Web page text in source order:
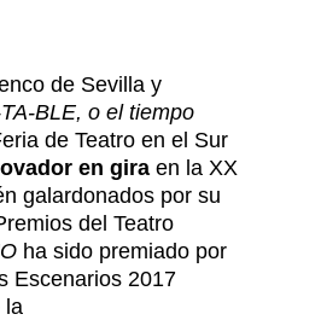
de Sevilla y
BLE, o el tiempo
de Teatro en el Sur
en gira en la XX
galardonados por su
del Teatro
ha sido premiado por
Escenarios 2017
la